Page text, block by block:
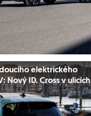
elektrického
Nový ID. Cross v ulicích